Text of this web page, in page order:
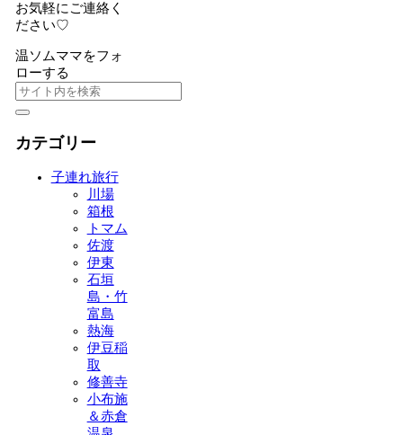
お気軽にご連絡く
ださい♡
温ソムママをフォ
ローする
カテゴリー
子連れ旅行
川場
箱根
トマム
佐渡
伊東
石垣
島・竹
富島
熱海
伊豆稲
取
修善寺
小布施
＆赤倉